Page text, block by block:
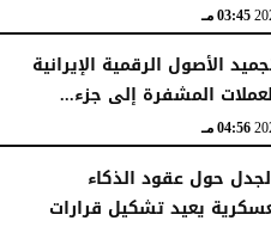
03:45 مـ
الأصول الرقمية الإيرانية
المشفرة إلى جزء...
04:56 مـ
حول عقود الذكاء
يعيد تشكيل قرارات